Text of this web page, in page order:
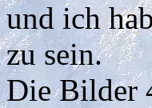
und ich
zu sein.
Die Bilder